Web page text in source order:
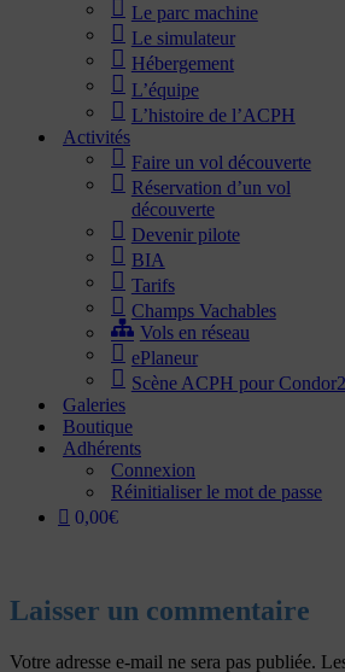
Le parc machine
Le simulateur
Hébergement
L’équipe
L’histoire de l’ACPH
Activités
Faire un vol découverte
Réservation d’un vol
découverte
Devenir pilote
BIA
Tarifs
Champs Vachables
Vols en réseau
ePlaneur
Scène ACPH pour Condor2
Galeries
Boutique
Adhérents
Connexion
Réinitialiser le mot de passe
0,00€
Laisser un commentaire
Votre adresse e-mail ne sera pas publiée.